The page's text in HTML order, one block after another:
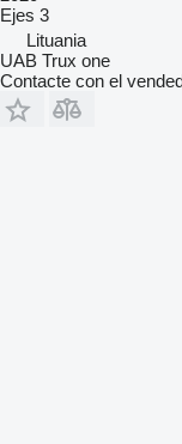
Ejes 3
Lituania
UAB Trux one
Contacte con el